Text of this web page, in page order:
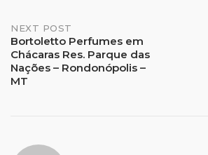
NEXT POST
Bortoletto Perfumes em
Chácaras Res. Parque das
Nações – Rondonópolis –
MT